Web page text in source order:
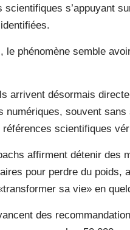
scientifiques s’appuyant
le phénomène semble
arrivent désormais
numériques, souvent sans
références scientifiques
affirment détenir des
pour perdre du poids,
sa vie» en
des